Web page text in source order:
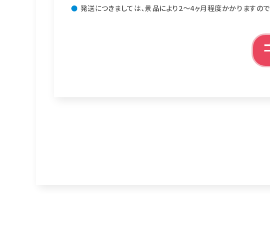
発送につきましては、景品により2〜4ヶ月程度かかりますので